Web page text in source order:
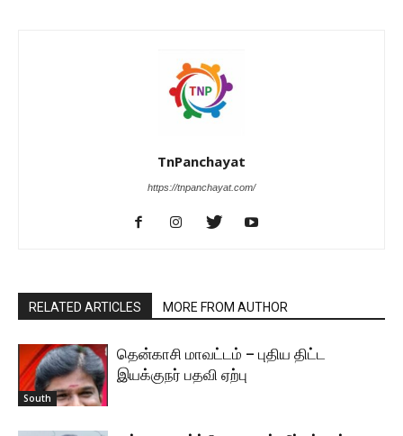
TnPanchayat
https://tnpanchayat.com/
RELATED ARTICLES MORE FROM AUTHOR
South
தென்காசி மாவட்டம் – புதிய திட்ட
இயக்குநர் பதவி ஏற்பு